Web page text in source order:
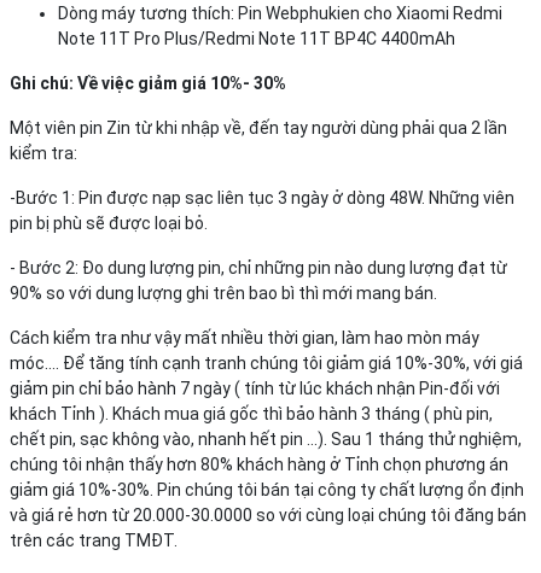
Dòng máy tương thích: Pin Webphukien cho Xiaomi Redmi
Note 11T Pro Plus/Redmi Note 11T BP4C 4400mAh
Ghi chú: Về việc giảm giá 10%- 30%
Một viên pin Zin từ khi nhập về, đến tay người dùng phải qua 2 lần
kiểm tra:
-Bước 1: Pin được nạp sạc liên tục 3 ngày ở dòng 48W. Những viên
pin bị phù sẽ được loại bỏ.
- Bước 2: Đo dung lượng pin, chỉ những pin nào dung lượng đạt từ
90% so với dung lượng ghi trên bao bì thì mới mang bán.
Cách kiểm tra như vậy mất nhiều thời gian, làm hao mòn máy
móc…. Để tăng tính cạnh tranh chúng tôi giảm giá 10%-30%, với giá
giảm pin chỉ bảo hành 7 ngày ( tính từ lúc khách nhận Pin-đối với
khách Tỉnh ). Khách mua giá gốc thì bảo hành 3 tháng ( phù pin,
chết pin, sạc không vào, nhanh hết pin ...). Sau 1 tháng thử nghiệm,
chúng tôi nhận thấy hơn 80% khách hàng ở Tỉnh chọn phương án
giảm giá 10%-30%. Pin chúng tôi bán tại công ty chất lượng ổn định
và giá rẻ hơn từ 20.000-30.0000 so với cùng loại chúng tôi đăng bán
trên các trang TMĐT.